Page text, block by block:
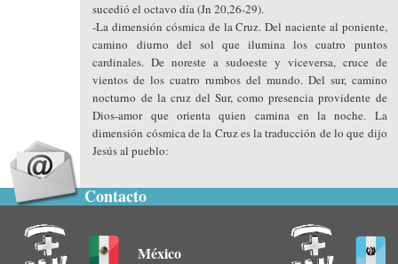
sucedió el octavo día (Jn 20,26-29).
-La dimensión cósmica de la Cruz. Del naciente al poniente,
camino diurno del sol que ilumina los cuatro puntos
cardinales. De noreste a sudoeste y viceversa, cruce de
vientos de los cuatro rumbos del mundo. Del sur, camino
nocturno de la cruz del Sur, como presencia providente de
Dios-amor que orienta quien camina en la noche. La
dimensión cósmica de la Cruz es la traducción de lo que dijo
Jesús al pueblo:
Contacto
México